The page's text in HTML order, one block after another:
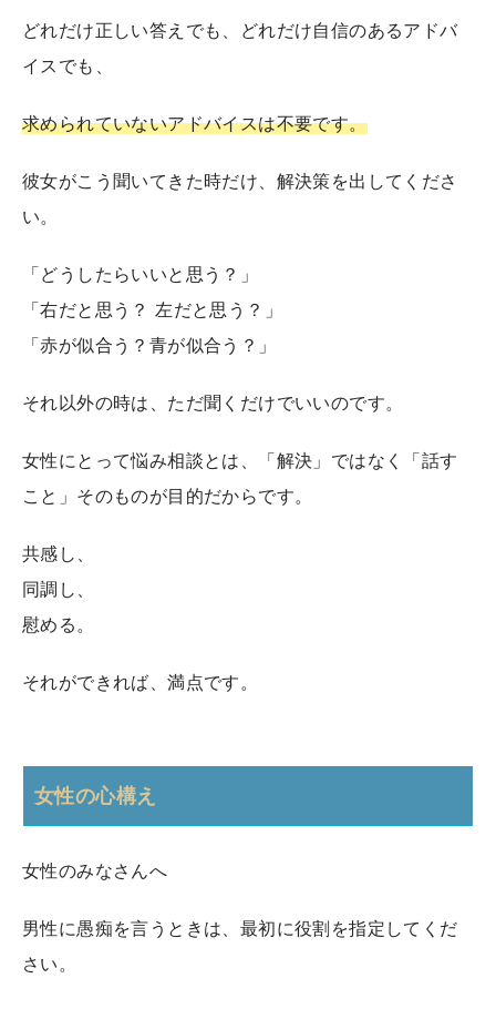
どれだけ正しい答えでも、どれだけ自信のあるアドバ
イスでも、
求められていないアドバイスは不要です。
彼女がこう聞いてきた時だけ、解決策を出してくださ
い。
「どうしたらいいと思う？」
「右だと思う？ 左だと思う？」
「赤が似合う？青が似合う？」
それ以外の時は、ただ聞くだけでいいのです。
女性にとって悩み相談とは、「解決」ではなく「話す
こと」そのものが目的だからです。
共感し、
同調し、
慰める。
それができれば、満点です。
女性の心構え
女性のみなさんへ
男性に愚痴を言うときは、最初に役割を指定してくだ
さい。